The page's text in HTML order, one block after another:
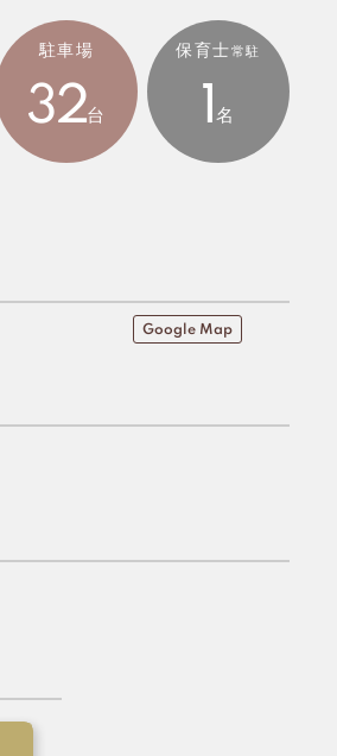
駐車場
32台
保育士常駐
1名
Google Map